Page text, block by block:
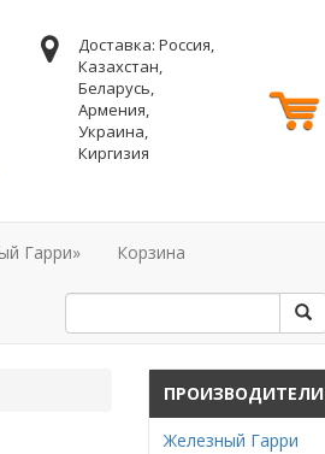
Доставка: Россия,
Казахстан,
Беларусь,
Армения,
Украина,
Киргизия
Гарри» Корзина
ПРОИЗВОДИТЕЛИ
Железный Гарри